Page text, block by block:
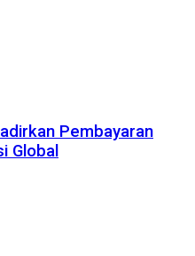
Pembayaran
Global